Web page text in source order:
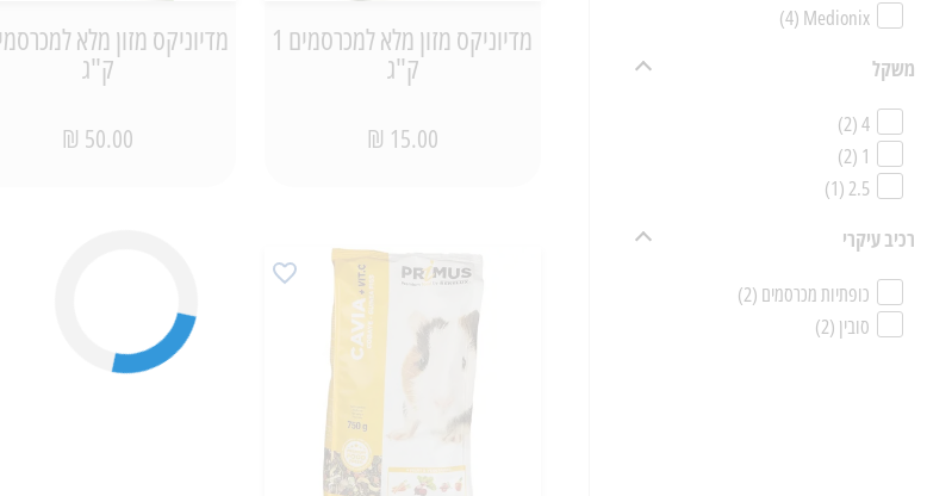
Medionix
(4)
משקל
4
(2)
1
(2)
2.5
(1)
רכיב עיקרי
כופתיות מכרסמים (2)
סובין (2)
מדיוניקס מזון מלא למכרסמים 1
ק"ג
15.00 ₪
ק"ג
50.00 ₪